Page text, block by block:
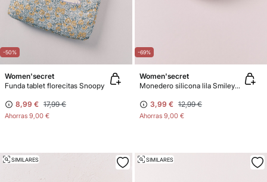
-50%
Women'secret
Funda tablet florecitas Snoopy
8,99 € 17,99 €
Ahorras 9,00 €
-69%
Women'secret
Monedero silicona lila SmileyWorld®
3,99 € 12,99 €
Ahorras 9,00 €
SIMILARES SIMILARES